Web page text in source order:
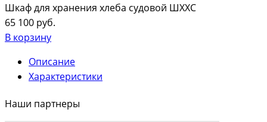
Шкаф для хранения хлеба судовой ШХХС
65 100 руб.
В корзину
Описание
Характеристики
Наши партнеры